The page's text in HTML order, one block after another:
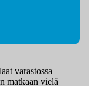
varastossa
matkaan vielä